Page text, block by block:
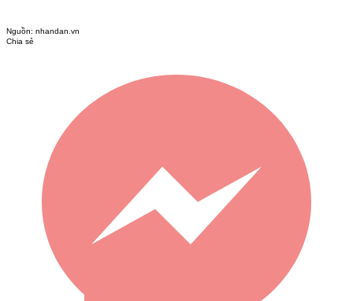
Nguồn: nhandan.vn
Chia sẻ